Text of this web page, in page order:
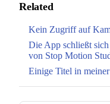
Related
Kein Zugriff auf
Die App schließt
von Stop Motion
Einige Titel in